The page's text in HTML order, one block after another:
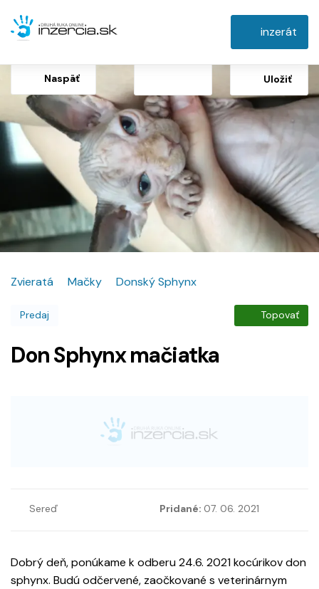
inzerát
Naspäť Uložiť
Zvieratá Mačky Donský Sphynx
Predaj Topovať
Don Sphynx mačiatka
Sereď Pridané: 07. 06. 2021
Dobrý deň, ponúkame k odberu 24.6. 2021 kocúrikov don
sphynx. Budú odčervené, zaočkované s veterinárnym